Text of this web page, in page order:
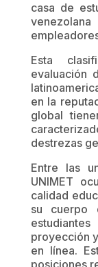
casa de
Esta
evaluación
en la
global
destrezas
Entre las
UNIMET
calidad
su cuerpo
proyección
en línea.
posiciones